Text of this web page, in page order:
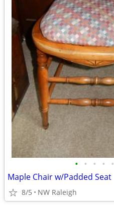
• • • • •
Maple Chair w/Padded Seat
8/5 NW Raleigh